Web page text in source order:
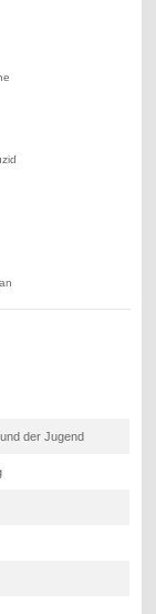
der Jugend